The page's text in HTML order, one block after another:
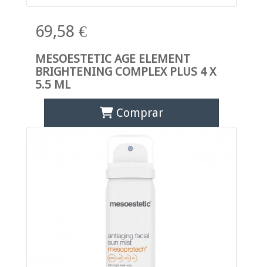
69,58 €
MESOESTETIC AGE ELEMENT
BRIGHTENING COMPLEX PLUS 4 X
5.5 ML
Comprar